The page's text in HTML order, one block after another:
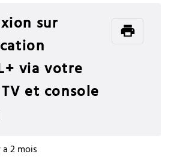
sur
via votre
et console
2 mois